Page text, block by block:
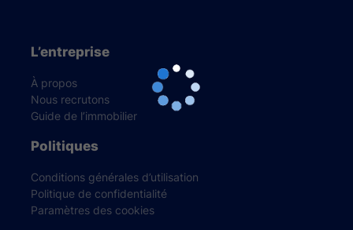
L’entreprise
À propos
Nous recrutons
Guide de l’immobilier
Politiques
Conditions générales d’utilisation
Politique de confidentialité
Paramètres des cookies